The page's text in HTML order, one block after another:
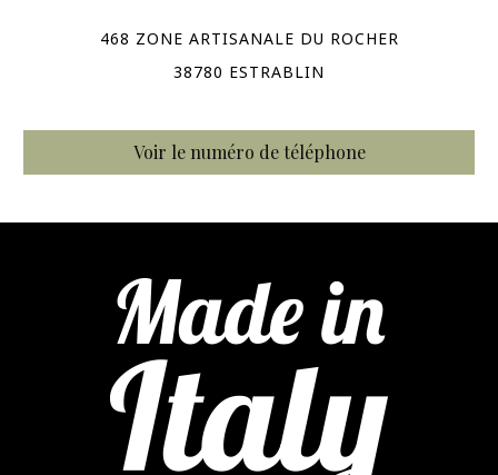
468 ZONE ARTISANALE DU ROCHER
38780 ESTRABLIN
Voir le numéro de téléphone